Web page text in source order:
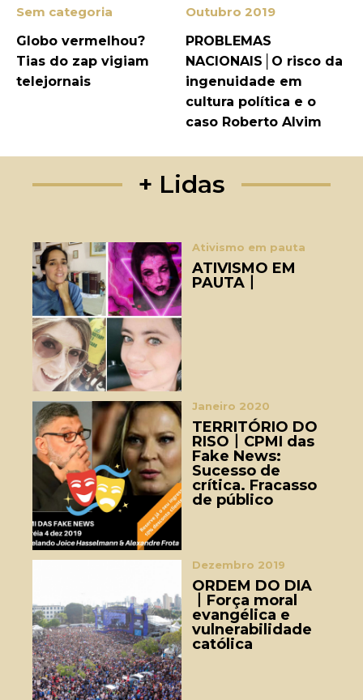
Sem categoria
Globo vermelhou?
Tias do zap vigiam
telejornais
Outubro 2019
PROBLEMAS
NACIONAIS│O risco da
ingenuidade em
cultura política e o
caso Roberto Alvim
+ Lidas
Ativismo em pauta
ATIVISMO EM
PAUTA丨
Janeiro 2020
TERRITÓRIO DO
RISO丨CPMI das
Fake News:
Sucesso de
crítica. Fracasso
de público
Dezembro 2019
ORDEM DO DIA
丨Força moral
evangélica e
vulnerabilidade
católica